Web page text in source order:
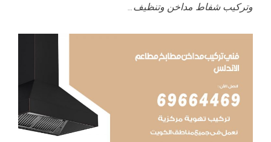
وتركيب شفاط مداخن وتنظيف…